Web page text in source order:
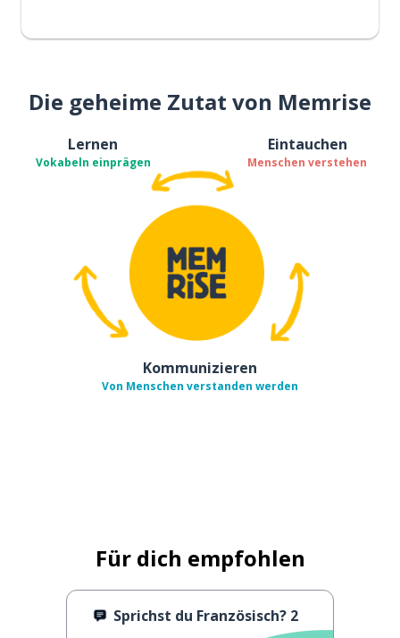
Die geheime Zutat von Memrise
Lernen
Vokabeln einprägen
Eintauchen
Menschen verstehen
Kommunizieren
Von Menschen verstanden werden
Für dich empfohlen
Sprichst du Französisch? 2